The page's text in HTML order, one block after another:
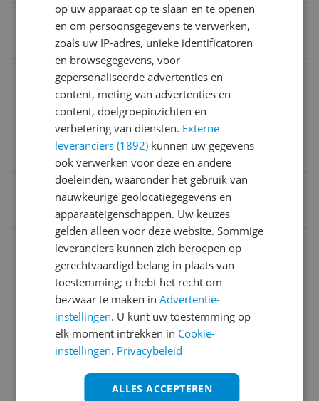
Papierformaat
Kleurenprinter
Fotoprinter
8715946653648
Aansluitingen
Algemeen
Algemene kenmerken
Draadloze verbindingen
Functies
Fysieke verbindingen
op uw apparaat op te slaan en te openen
en om persoonsgegevens te verwerken,
zoals uw IP-adres, unieke identificatoren
en browsegegevens, voor
gepersonaliseerde advertenties en
content, meting van advertenties en
content, doelgroepinzichten en
verbetering van diensten. Externe
leveranciers (1892) kunnen uw gegevens
ook verwerken voor deze en andere
doeleinden, waaronder het gebruik van
nauwkeurige geolocatiegegevens en
apparaateigenschappen. Uw keuzes
gelden alleen voor deze website. Sommige
leveranciers kunnen zich beroepen op
gerechtvaardigd belang in plaats van
toestemming; u hebt het recht om
bezwaar te maken inAdvertentie-
instellingen. U kunt uw toestemming op
elk moment intrekken in Cookie-
instellingen. Privacybeleid
ALLES ACCEPTEREN